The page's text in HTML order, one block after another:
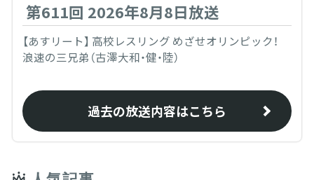
第611回 2026年8月8日放送
【あすリート】 高校レスリング めざせオリンピック！
浪速の三兄弟（古澤大和・健・陸）
過去の放送内容はこちら